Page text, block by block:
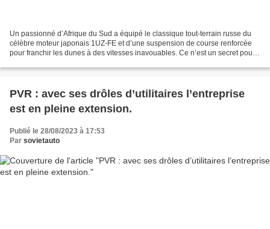
Un passionné d’Afrique du Sud a équipé le classique tout-terrain russe du
célèbre moteur japonais 1UZ-FE et d’une suspension de course renforcée
pour franchir les dunes à des vitesses inavouables. Ce n’est un secret pour
PVR : avec ses drôles d’utilitaires l’entreprise
est en pleine extension.
Publié le 28/08/2023 à 17:53
Par sovietauto